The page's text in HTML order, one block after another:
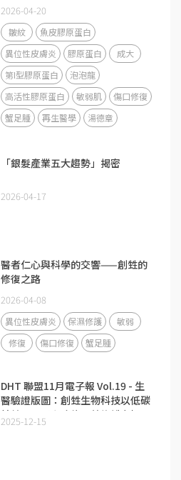
2026-04-20
皺紋
魚皮膠原蛋白
異位性皮膚炎
膠原蛋白
成大
第I型膠原蛋白
泡泡龍
高活性膠原蛋白
敏弱肌
傷口修復
蟹足腫
再生醫學 湯德章
「銀髮產業五大趨勢」揭密
2026-04-17
醫者仁心與科學的交響——創甡的
修復之路
2026-04-08
異位性皮膚炎 保濕修護
敏弱
修復
傷口修復 蟹足腫
DHT 聯盟11月電子報 Vol.19 - 生
醫驗證版圖：創甡生物科技以低碳
精純膠原蛋白攻佔醫美修護市場
2025-12-15